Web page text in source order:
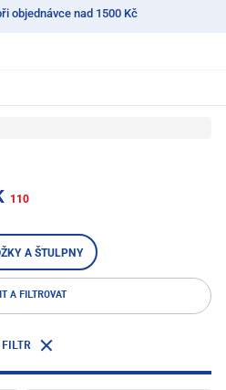
objednávce nad 1500 Kč
110
A ŠTULPNY
A FILTROVAT
FILTR